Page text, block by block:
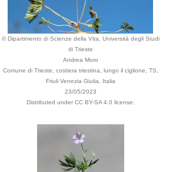
© Dipartimento di Scienze della Vita, Università degli Studi
di Trieste
Andrea Moro
Comune di Trieste, costiera triestina, lungo il ciglione, TS,
Friuli Venezia Giulia, Italia
23/05/2023
Distributed under CC BY-SA 4.0 license.